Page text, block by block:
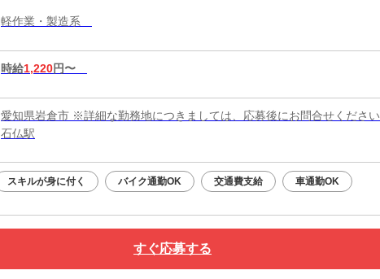
軽作業・製造系
時給1,220円〜
愛知県岩倉市 ※詳細な勤務地につきましては、応募後にお問合せください
石仏駅
スキルが身に付く バイク通勤OK 交通費支給 車通勤OK
すぐ応募する